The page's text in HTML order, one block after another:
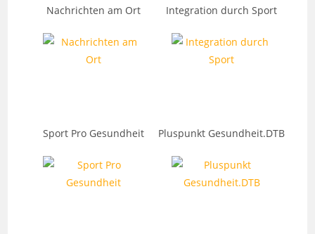
Nachrichten am Ort Integration durch Sport
Sport Pro Gesundheit Pluspunkt Gesundheit.DTB